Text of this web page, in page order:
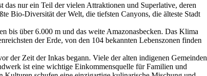
nur ein Teil der vielen Attraktionen und Superlative, deren
Bio-Diversität der Welt, die tiefsten Canyons, die älteste Stadt
bis über 6.000 m und das weite Amazonasbecken. Das Klima
der Erde, von den 104 bekannten Lebenszonen finden
der Zeit der Inkas begann. Viele der alten indigenen Gemeinden
ist eine wichtige Einkommensquelle für Familien und